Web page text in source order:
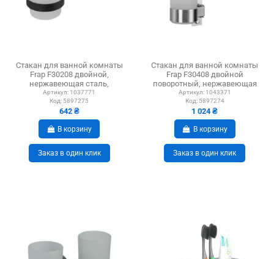
Стакан для ванной комнаты
Frap F30208 двойной,
нержавеющая сталь,
черный
Артикул: 1037771
Код: 5897275
642 ₴
В корзину
Заказ в один клик
Стакан для ванной комнаты
Frap F30408 двойной
поворотный, нержавеющая
сталь
Артикул: 1043371
Код: 5897274
1 024 ₴
В корзину
Заказ в один клик